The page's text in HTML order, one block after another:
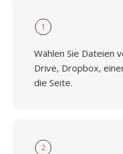
1
Wählen Sie Dateien
Drive, Dropbox,
die Seite.
2